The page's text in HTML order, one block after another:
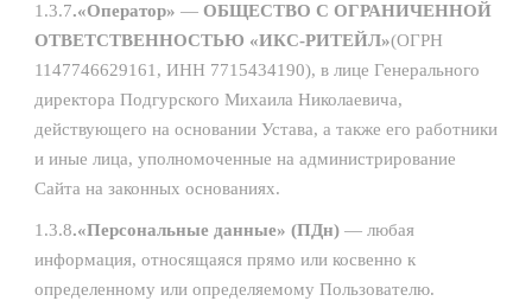
1.3.7.«Оператор» — ОБЩЕСТВО С ОГРАНИЧЕННОЙ
ОТВЕТСТВЕННОСТЬЮ «ИКС-РИТЕЙЛ»(ОГРН
1147746629161, ИНН 7715434190), в лице Генерального
директора Подгурского Михаила Николаевича,
действующего на основании Устава, а также его работники
и иные лица, уполномоченные на администрирование
Сайта на законных основаниях.
1.3.8.«Персональные данные» (ПДн) — любая
информация, относящаяся прямо или косвенно к
определенному или определяемому Пользователю.